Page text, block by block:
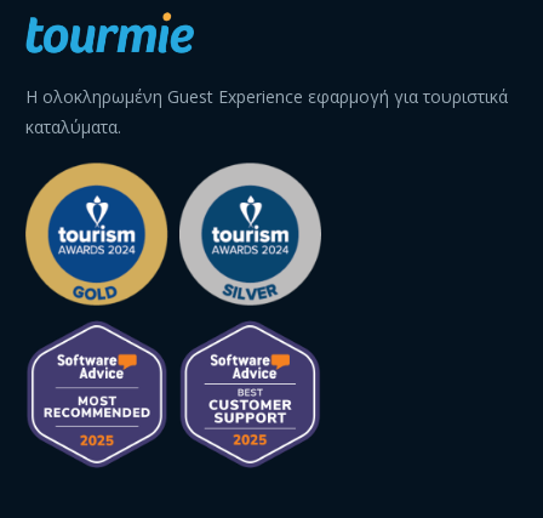
Η ολοκληρωμένη Guest Experience εφαρμογή για τουριστικά
καταλύματα.